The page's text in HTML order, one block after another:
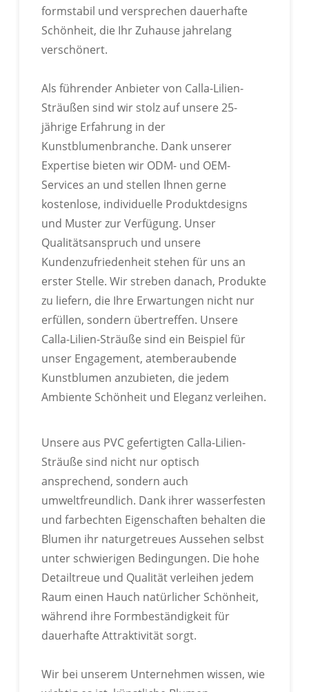
formstabil und versprechen dauerhafte
Schönheit, die Ihr Zuhause jahrelang
verschönert.
Als führender Anbieter von Calla-Lilien-
Sträußen sind wir stolz auf unsere 25-
jährige Erfahrung in der
Kunstblumenbranche. Dank unserer
Expertise bieten wir ODM- und OEM-
Services an und stellen Ihnen gerne
kostenlose, individuelle Produktdesigns
und Muster zur Verfügung. Unser
Qualitätsanspruch und unsere
Kundenzufriedenheit stehen für uns an
erster Stelle. Wir streben danach, Produkte
zu liefern, die Ihre Erwartungen nicht nur
erfüllen, sondern übertreffen. Unsere
Calla-Lilien-Sträuße sind ein Beispiel für
unser Engagement, atemberaubende
Kunstblumen anzubieten, die jedem
Ambiente Schönheit und Eleganz verleihen.
Unsere aus PVC gefertigten Calla-Lilien-
Sträuße sind nicht nur optisch
ansprechend, sondern auch
umweltfreundlich. Dank ihrer wasserfesten
und farbechten Eigenschaften behalten die
Blumen ihr naturgetreues Aussehen selbst
unter schwierigen Bedingungen. Die hohe
Detailtreue und Qualität verleihen jedem
Raum einen Hauch natürlicher Schönheit,
während ihre Formbeständigkeit für
dauerhafte Attraktivität sorgt.
Wir bei unserem Unternehmen wissen, wie
RoHS-Zertifizierung Bestanden
BSCI-Zertifizierung Bestanden
ANPASSBARE BESTSELLER-
MODELLE
Zahlreiche Geschäfte bieten die Möglichkeit,
verschiedene Blumensträuße individuell
zusammenzustellen.